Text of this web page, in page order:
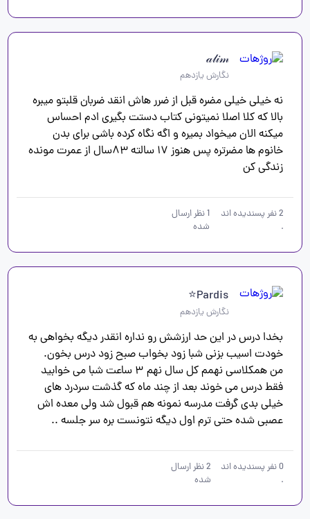
𝒶𝓁𝒾𝓂
نگارش یازدهم
زندگی کن
2نفر پسندیده اند
.
1نظر ارسال
شده
Pardis⭐
نگارش یازدهم
عصبی شده حتی ترم اول دیگه نتونست بره سر جلسه ..
0نفر پسندیده اند
.
2نظر ارسال
شده